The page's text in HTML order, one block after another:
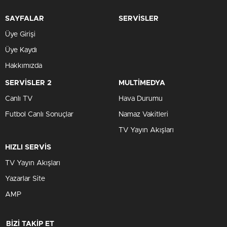
SAYFALAR
Üye Girişi
Üye Kaydı
Hakkımızda
SERVİSLER
SERVİSLER 2
Canlı TV
Futbol Canlı Sonuçlar
MULTİMEDYA
Hava Durumu
Namaz Vakitleri
TV Yayın Akışları
HIZLI SERVİS
TV Yayın Akışları
Yazarlar Site
AMP
BİZİ TAKİP ET